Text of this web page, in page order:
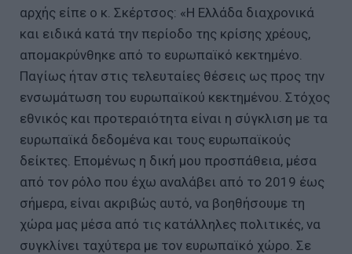
αρχής είπε ο κ. Σκέρτσος: «Η Ελλάδα διαχρονικά
και ειδικά κατά την περίοδο της κρίσης χρέους,
απομακρύνθηκε από το ευρωπαϊκό κεκτημένο.
Παγίως ήταν στις τελευταίες θέσεις ως προς την
ενσωμάτωση του ευρωπαϊκού κεκτημένου. Στόχος
εθνικός και προτεραιότητα είναι η σύγκλιση με τα
ευρωπαϊκά δεδομένα και τους ευρωπαϊκούς
δείκτες. Επομένως η δική μου προσπάθεια, μέσα
από τον ρόλο που έχω αναλάβει από το 2019 έως
σήμερα, είναι ακριβώς αυτό, να βοηθήσουμε τη
χώρα μας μέσα από τις κατάλληλες πολιτικές, να
συγκλίνει ταχύτερα με τον ευρωπαϊκό χώρο. Σε